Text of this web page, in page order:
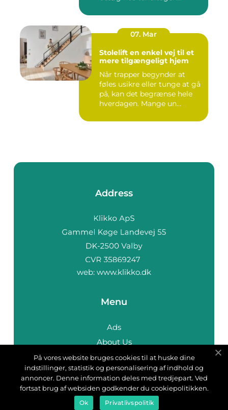
07. Mar
Stolelift en enkel vej til et
mere tilgængeligt hjem
Når trapper begynder at
føles usikre eller tunge at gå
på, kan det begrænse hele
hverdagen. Mange un...
Address
web: www.klikko.dk
Menu
Ads
About Us
Cookies
Contact
Sitemap
På vores website bruges cookies til at huske dine
indstillinger, statistik og personalisering af indhold og
annoncer. Denne information deles med tredjepart. Ved
fortsat brug af websiden godkender du cookiepolitikken.
Ok Privatlivspolitik